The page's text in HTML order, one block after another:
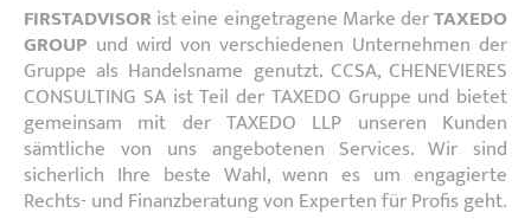
FIRSTADVISOR ist eine eingetragene Marke derTAXEDO
GROUP und wird von verschiedenen Unternehmen der
Gruppe als Handelsname genutzt. CCSA, CHENEVIERES
CONSULTING SA ist Teil der TAXEDO Gruppe und bietet
gemeinsam mit der TAXEDO LLP unseren Kunden
sämtliche von uns angebotenen Services. Wir sind
sicherlich Ihre beste Wahl, wenn es um engagierte
Rechts- und Finanzberatung von Experten für Profis geht.